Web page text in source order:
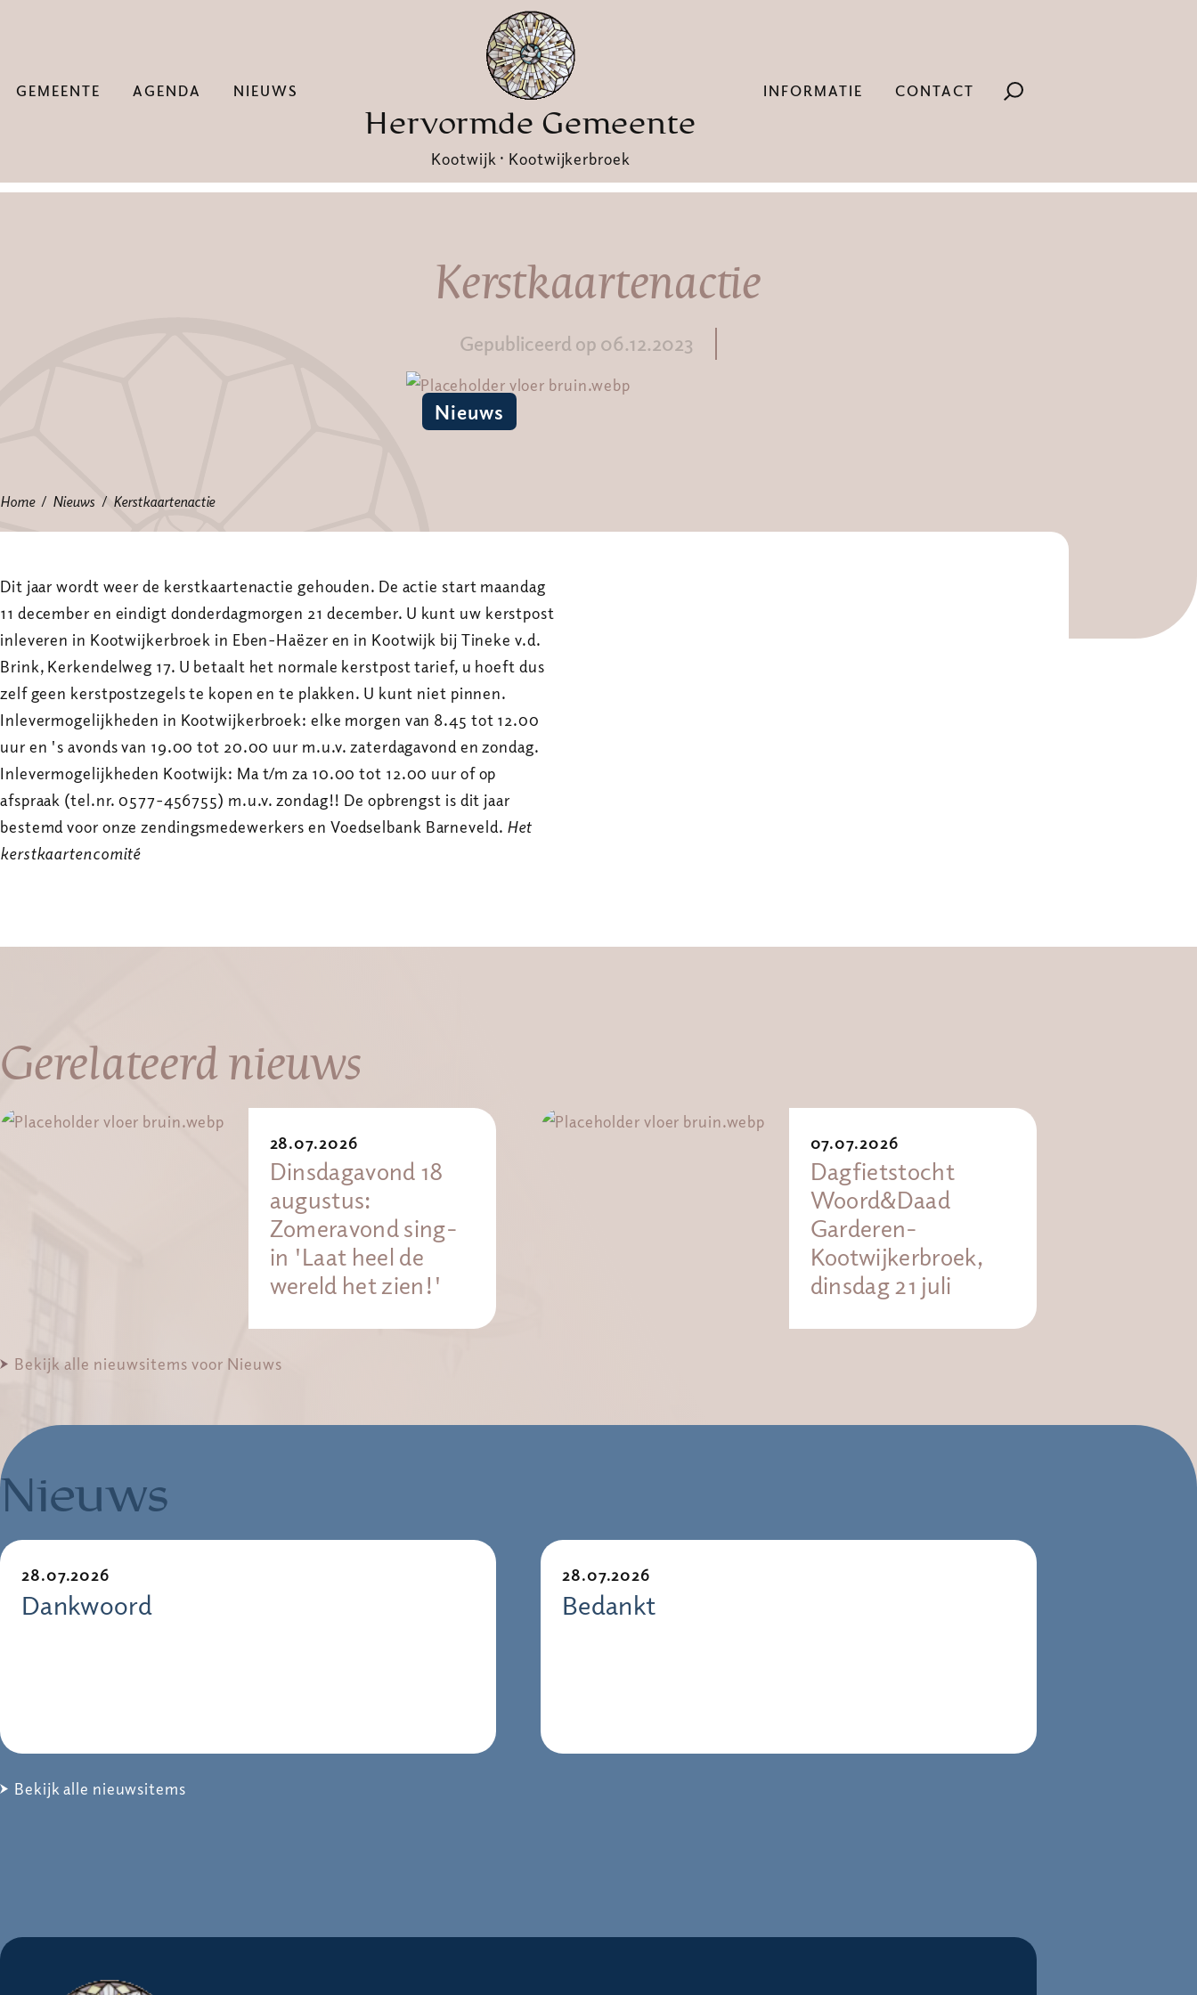
GEMEENTE AGENDA NIEUWS
Hervormde Gemeente
Kootwijk · Kootwijkerbroek
INFORMATIE CONTACT
Kerstkaartenactie
Gepubliceerd op 06.12.2023
Nieuws
Home Nieuws Kerstkaartenactie
Dit jaar wordt weer de kerstkaartenactie gehouden. De actie start maandag
11 december en eindigt donderdagmorgen 21 december. U kunt uw kerstpost
inleveren in Kootwijkerbroek in Eben-Haëzer en in Kootwijk bij Tineke v.d.
Brink, Kerkendelweg 17. U betaalt het normale kerstpost tarief, u hoeft dus
zelf geen kerstpostzegels te kopen en te plakken. U kunt niet pinnen.
Inlevermogelijkheden in Kootwijkerbroek: elke morgen van 8.45 tot 12.00
uur en 's avonds van 19.00 tot 20.00 uur m.u.v. zaterdagavond en zondag.
Inlevermogelijkheden Kootwijk: Ma t/m za 10.00 tot 12.00 uur of op
afspraak (tel.nr. 0577-456755) m.u.v. zondag!! De opbrengst is dit jaar
bestemd voor onze zendingsmedewerkers en Voedselbank Barneveld. Het
kerstkaartencomité
Gerelateerd nieuws
28.07.2026
Dinsdagavond 18
augustus:
Zomeravond sing-
in 'Laat heel de
wereld het zien!'
07.07.2026
Dagfietstocht
Woord&Daad
Garderen-
Kootwijkerbroek,
dinsdag 21 juli
Bekijk alle nieuwsitems voor Nieuws
Nieuws
28.07.2026
Dankwoord
28.07.2026
Bedankt
Bekijk alle nieuwsitems